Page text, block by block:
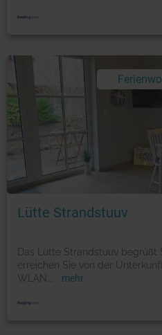
Lütte Strandstuuv
Das Lütte Strandstuuv begrüßt
erreichen Sie von der
WLAN
mehr